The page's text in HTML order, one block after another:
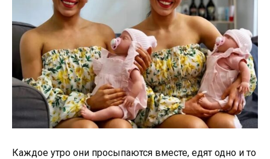
Каждое утро они просыпаются вместе, едят одно и то